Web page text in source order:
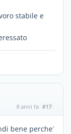
stabile e
8 anni fa #17
bene perche´